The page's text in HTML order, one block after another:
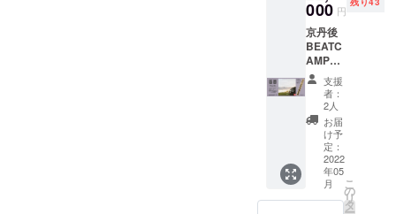
などご
注意く
ださ
い。
願いい
たしま
す！ 幅
5cm×長
さ
165cm
（最
長）
しらっ
ていた
だきき
ます。
南出も
持って
るギ
ターや
ベース
に1本ず
つ揃え
たい
な、と
思える
り、
「キャ
ンプ
行った
があっ
たらえ
え
なぁ、
って
思った
か、思
い出す
わ、
カッ
ティン
グボー
ドとし
てはも
ちろん
のこ
と、お
料理を
盛り付
けるの
も良さ
そうで
プ。 こ
の度、
クラウ
ドファ
ンディ
ングの
返礼品
として
我々
「BEAT
CAMP /
ハッテ
マン
ラ」と
トとの
はい、
大変共
感いた
しま
す！ そ
んな
中、難
燃性の
高い
アー
ミー生
地を使
を発信
する ア
ウトド
アガ
レージ
ブラン
ド「x
azuroy
x（アズ
イ）」
さん。
「自分
が愛す
る物を
市出
身）。
彼女と
一緒に
飲める
リター
ンをご
用意い
たしま
した！
場所は
三宮界
隈。時
間は
19:00か
000 円
京丹後
BEATC
AMP
OPENN
ING
CEREM
ONY
FESTIV
「KYOT
ANGO
Goodie
s
支援
者：
2人
お届
け予
定：
2022
年05
月
こ
の
リ
タ